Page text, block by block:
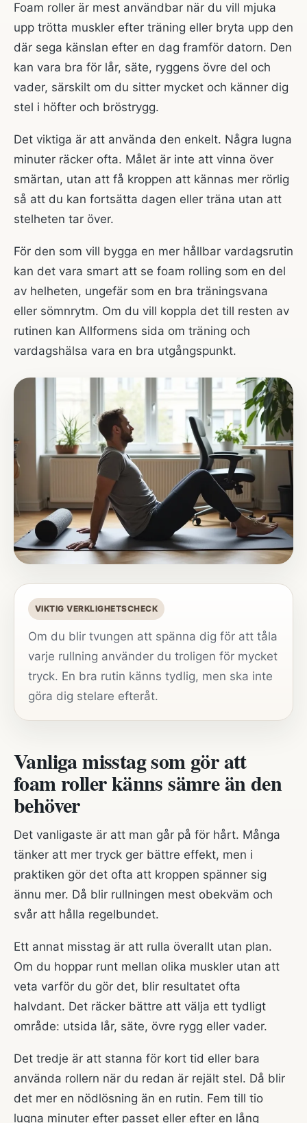
Foam roller är mest användbar när du vill mjuka
upp trötta muskler efter träning eller bryta upp den
där sega känslan efter en dag framför datorn. Den
kan vara bra för lår, säte, ryggens övre del och
vader, särskilt om du sitter mycket och känner dig
stel i höfter och bröstrygg.
Det viktiga är att använda den enkelt. Några lugna
minuter räcker ofta. Målet är inte att vinna över
smärtan, utan att få kroppen att kännas mer rörlig
så att du kan fortsätta dagen eller träna utan att
stelheten tar över.
För den som vill bygga en mer hållbar vardagsrutin
kan det vara smart att se foam rolling som en del
av helheten, ungefär som en bra träningsvana
eller sömnrytm. Om du vill koppla det till resten av
rutinen kan Allformens sida om träning och
vardagshälsa vara en bra utgångspunkt.
VIKTIG VERKLIGHETSCHECK
Om du blir tvungen att spänna dig för att tåla
varje rullning använder du troligen för mycket
tryck. En bra rutin känns tydlig, men ska inte
göra dig stelare efteråt.
Vanliga misstag som gör att
foam roller känns sämre än den
behöver
Det vanligaste är att man går på för hårt. Många
tänker att mer tryck ger bättre effekt, men i
praktiken gör det ofta att kroppen spänner sig
ännu mer. Då blir rullningen mest obekväm och
svår att hålla regelbundet.
Ett annat misstag är att rulla överallt utan plan.
Om du hoppar runt mellan olika muskler utan att
veta varför du gör det, blir resultatet ofta
halvdant. Det räcker bättre att välja ett tydligt
område: utsida lår, säte, övre rygg eller vader.
Det tredje är att stanna för kort tid eller bara
använda rollern när du redan är rejält stel. Då blir
det mer en nödlösning än en rutin. Fem till tio
lugna minuter efter passet eller efter en lång